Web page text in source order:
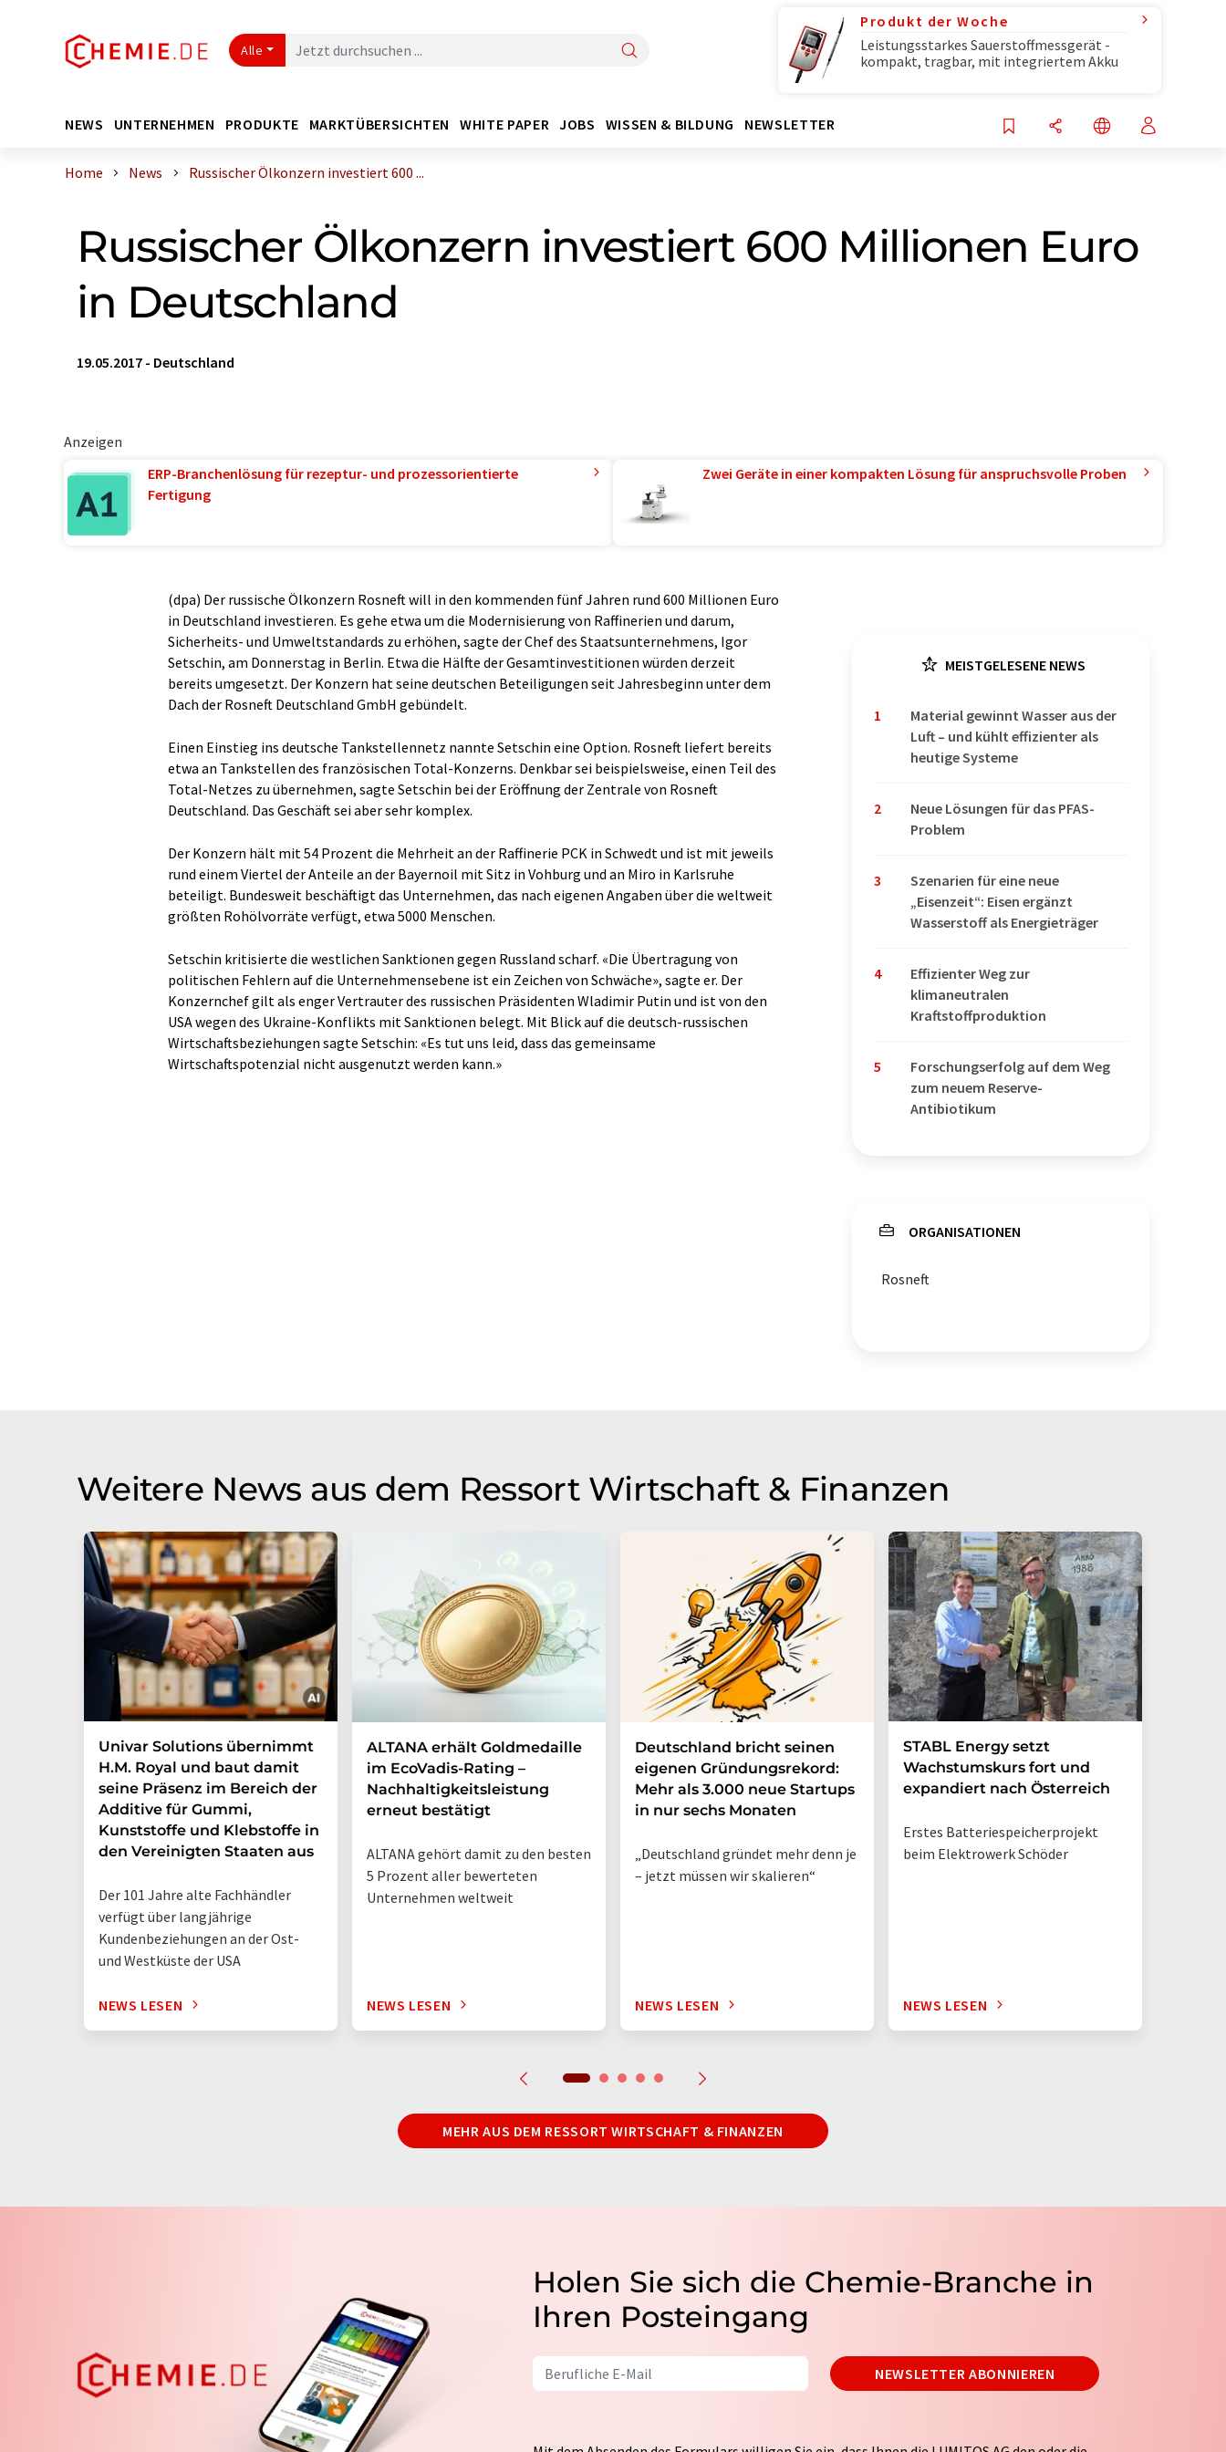
Alle
Produkt der Woche
Leistungsstarkes Sauerstoffmessgerät -
kompakt, tragbar, mit integriertem Akku
NEWS UNTERNEHMEN PRODUKTE MARKTÜBERSICHTEN WHITE PAPER JOBS WISSEN & BILDUNG NEWSLETTER
Home News Russischer Ölkonzern investiert 600 ...
Russischer Ölkonzern investiert 600 Millionen Euro
in Deutschland
19.05.2017 - Deutschland
Anzeigen
ERP-Branchenlösung für rezeptur- und prozessorientierte
Fertigung
Zwei Geräte in einer kompakten Lösung für anspruchsvolle Proben
(dpa) Der russische Ölkonzern Rosneft will in den kommenden fünf Jahren rund 600 Millionen Euro
in Deutschland investieren. Es gehe etwa um die Modernisierung von Raffinerien und darum,
Sicherheits- und Umweltstandards zu erhöhen, sagte der Chef des Staatsunternehmens, Igor
Setschin, am Donnerstag in Berlin. Etwa die Hälfte der Gesamtinvestitionen würden derzeit
bereits umgesetzt. Der Konzern hat seine deutschen Beteiligungen seit Jahresbeginn unter dem
Dach der Rosneft Deutschland GmbH gebündelt.
Einen Einstieg ins deutsche Tankstellennetz nannte Setschin eine Option. Rosneft liefert bereits
etwa an Tankstellen des französischen Total-Konzerns. Denkbar sei beispielsweise, einen Teil des
Total-Netzes zu übernehmen, sagte Setschin bei der Eröffnung der Zentrale von Rosneft
Deutschland. Das Geschäft sei aber sehr komplex.
Der Konzern hält mit 54 Prozent die Mehrheit an der Raffinerie PCK in Schwedt und ist mit jeweils
rund einem Viertel der Anteile an der Bayernoil mit Sitz in Vohburg und an Miro in Karlsruhe
beteiligt. Bundesweit beschäftigt das Unternehmen, das nach eigenen Angaben über die weltweit
größten Rohölvorräte verfügt, etwa 5000 Menschen.
Setschin kritisierte die westlichen Sanktionen gegen Russland scharf. «Die Übertragung von
politischen Fehlern auf die Unternehmensebene ist ein Zeichen von Schwäche», sagte er. Der
Konzernchef gilt als enger Vertrauter des russischen Präsidenten Wladimir Putin und ist von den
USA wegen des Ukraine-Konflikts mit Sanktionen belegt. Mit Blick auf die deutsch-russischen
Wirtschaftsbeziehungen sagte Setschin: «Es tut uns leid, dass das gemeinsame
Wirtschaftspotenzial nicht ausgenutzt werden kann.»
MEISTGELESENE NEWS
1
Material gewinnt Wasser aus der
Luft – und kühlt effizienter als
heutige Systeme
2
Neue Lösungen für das PFAS-
Problem
3
Szenarien für eine neue
„Eisenzeit“: Eisen ergänzt
Wasserstoff als Energieträger
4
Effizienter Weg zur
klimaneutralen
Kraftstoffproduktion
5
Forschungserfolg auf dem Weg
zum neuem Reserve-
Antibiotikum
ORGANISATIONEN
Rosneft
Weitere News aus dem Ressort Wirtschaft & Finanzen
Univar Solutions übernimmt
H.M. Royal und baut damit
seine Präsenz im Bereich der
Additive für Gummi,
Kunststoffe und Klebstoffe in
den Vereinigten Staaten aus
Der 101 Jahre alte Fachhändler
verfügt über langjährige
Kundenbeziehungen an der Ost-
und Westküste der USA
NEWS LESEN
ALTANA erhält Goldmedaille
im EcoVadis-Rating –
Nachhaltigkeitsleistung
erneut bestätigt
ALTANA gehört damit zu den besten
5 Prozent aller bewerteten
Unternehmen weltweit
NEWS LESEN
Deutschland bricht seinen
eigenen Gründungsrekord:
Mehr als 3.000 neue Startups
in nur sechs Monaten
„Deutschland gründet mehr denn je
– jetzt müssen wir skalieren“
NEWS LESEN
STABL Energy setzt
Wachstumskurs fort und
expandiert nach Österreich
Erstes Batteriespeicherprojekt
beim Elektrowerk Schöder
NEWS LESEN
MEHR AUS DEM RESSORT WIRTSCHAFT & FINANZEN
Holen Sie sich die Chemie-Branche in
Ihren Posteingang
NEWSLETTER ABONNIEREN